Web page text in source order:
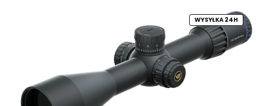
WYSYŁKA 24H